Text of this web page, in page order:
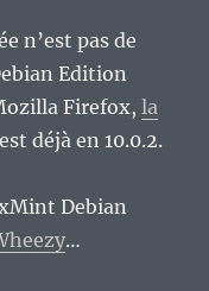
n’est pas de
Edition
Firefox,la
est déjà en 10.0.2.
Debian
…